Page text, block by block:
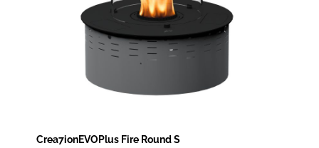
Crea7ionEVOPlus Fire Round S